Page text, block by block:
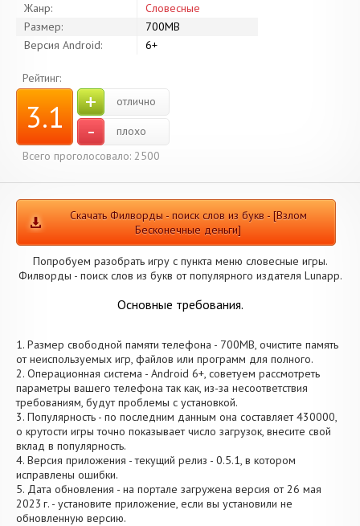
Жанр:
Словесные
Размер:
700MB
Версия Android:
6+
Рейтинг:
3.1 + отлично
-
плохо
Всего проголосовало: 2500
Скачать Филворды - поиск слов из букв - [Взлом
Бесконечные деньги]
Попробуем разобрать игру с пункта меню словесные игры.
Филворды - поиск слов из букв от популярного издателя Lunapp.
Основные требования.
1. Размер свободной памяти телефона - 700MB, очистите память
от неиспользуемых игр, файлов или программ для полного.
2. Операционная система - Android 6+, советуем рассмотреть
параметры вашего телефона так как, из-за несоответствия
требованиям, будут проблемы с установкой.
3. Популярность - по последним данным она составляет 430000,
о крутости игры точно показывает число загрузок, внесите свой
вклад в популярность.
4. Версия приложения - текущий релиз - 0.5.1, в котором
исправлены ошибки.
5. Дата обновления - на портале загружена версия от 26 мая
2023 г. - установите приложение, если вы установили не
обновленную версию.